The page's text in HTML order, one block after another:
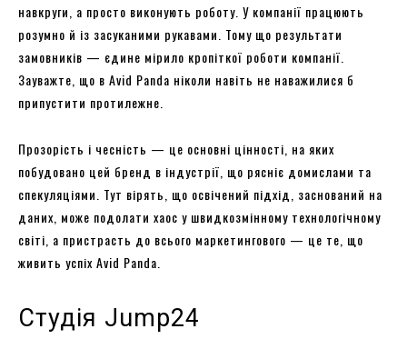
навкруги, а просто виконують роботу. У компанії працюють
розумно й із засуканими рукавами. Тому що результати
замовників — єдине мірило кропіткої роботи компанії.
Зауважте, що в Avid Panda ніколи навіть не наважилися б
припустити протилежне.
Прозорість і чесність — це основні цінності, на яких
побудовано цей бренд в індустрії, що рясніє домислами та
спекуляціями. Тут вірять, що освічений підхід, заснований на
даних, може подолати хаос у швидкозмінному технологічному
світі, а пристрасть до всього маркетингового — це те, що
живить успіх Avid Panda.
Студія Jump24